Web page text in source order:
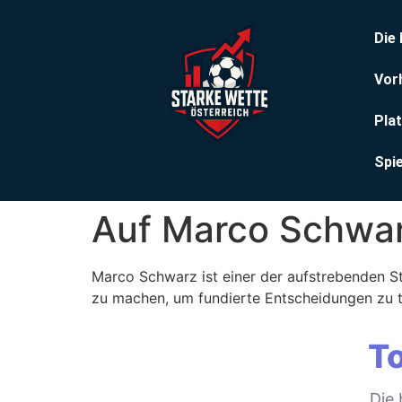
Die
Auf Marco
Marco Schwarz ist einer der aufstrebenden
zu machen, um fundierte Entscheidungen